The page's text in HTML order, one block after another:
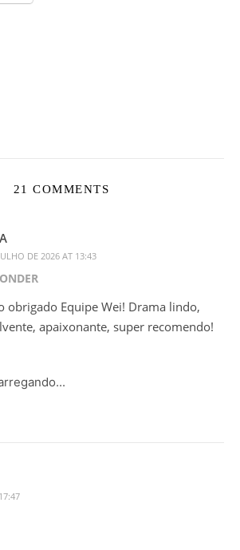
21 COMMENTS
DE 2026 AT 13:43
obrigado Equipe Wei! Drama lindo,
apaixonante, super recomendo!